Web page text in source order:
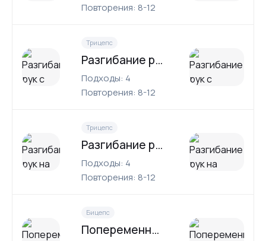
Повторения: 8-12
Трицепс
Разгибание рук с гантелью стоя
Подходы: 4
Повторения: 8-12
Трицепс
Разгибание рук на верхнем блоке
Подходы: 4
Повторения: 8-12
Бицепс
Попеременное сгибание рук с гантелями на наклонной скамье